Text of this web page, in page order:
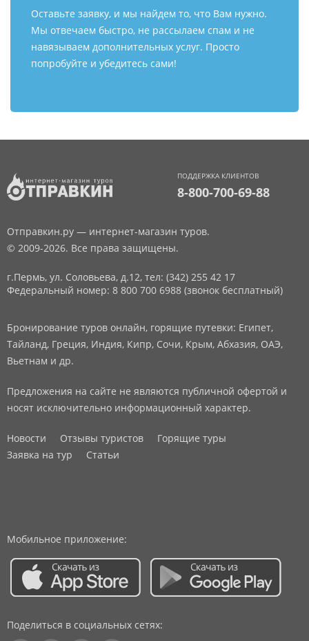
Оставьте заявку, и мы найдем то, что Вам нужно.
Мы отвечаем быстро, не рассылаем спам и не
навязываем дополнительных услуг. Просто
попробуйте и убедитесь сами!
ПОДДЕРЖКА КЛИЕНТОВ
8-800-700-69-88
Отправкин.ру — интернет-магазин туров.
© 2009-2026. Все права защищены.
г.Пермь, ул. Соловьева, д.12, тел: (342) 255 42 17
Федеральный номер: 8 800 700 6988 (звонок бесплатный)
Бронирование туров онлайн, горящие путевки: Египет,
Тайланд, Греция, Индия, Кипр, Сочи, Крым, Абхазия, ОАЭ,
Вьетнам и др.
Предложения на сайте не являются публичной офертой и
носят исключительно информационный характер.
Новости Отзывы туристов
Горящие туры
Заявка на тур
Статьи
Мобильное приложение:
Поделиться в социальных сетях: